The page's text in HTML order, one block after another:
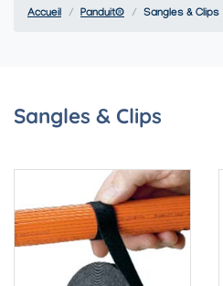
Accueil Panduit® Sangles & Clips
Sangles & Clips